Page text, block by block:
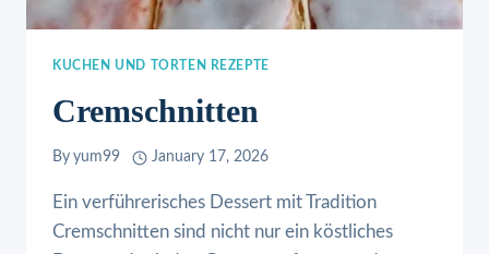
KUCHEN UND TORTEN REZEPTE
Cremschnitten
By yum99 January 17, 2026
Ein verführerisches Dessert mit Tradition
Cremschnitten sind nicht nur ein köstliches